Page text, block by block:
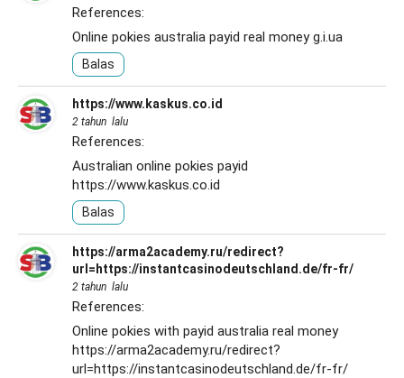
References:
Online pokies australia payid real moneyg.i.ua
Balas
https://www.kaskus.co.id
2 tahun lalu
References:
Australian online pokies payid
https://www.kaskus.co.id
Balas
https://arma2academy.ru/redirect?
url=https://instantcasinodeutschland.de/fr-fr/
2 tahun lalu
References:
Online pokies with payid australia real money
https://arma2academy.ru/redirect?
url=https://instantcasinodeutschland.de/fr-fr/